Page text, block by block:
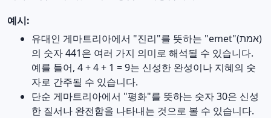
예시:
유대인 게마트리아에서 "진리"를 뜻하는 "emet"(אמת)
의 숫자 441은 여러 가지 의미로 해석될 수 있습니다.
예를 들어, 4 + 4 + 1 = 9는 신성한 완성이나 지혜의 숫
자로 간주될 수 있습니다.
단순 게마트리아에서 "평화"를 뜻하는 숫자 30은 신성
한 질서나 완전함을 나타내는 것으로 볼 수 있습니다.